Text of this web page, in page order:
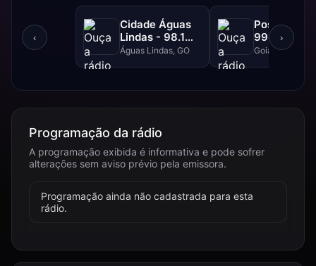
‹
Cidade Águas
Lindas - 98.1
FM
Águas Lindas, GO
Positiva
99.1 FM
Goiânia, GO
›
Programação da rádio
A programação exibida é informativa e pode sofrer
alterações sem aviso prévio pela emissora.
Programação ainda não cadastrada para esta
rádio.